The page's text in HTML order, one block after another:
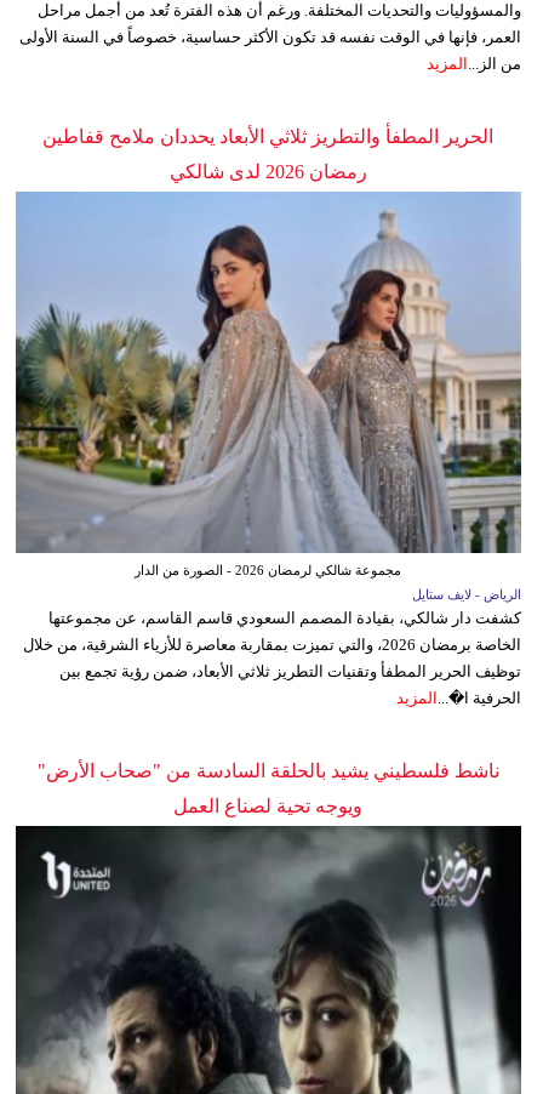
والمسؤوليات والتحديات المختلفة. ورغم أن هذه الفترة تُعد من أجمل مراحل
العمر، فإنها في الوقت نفسه قد تكون الأكثر حساسية، خصوصاً في السنة الأولى
من الز...
المزيد
الحرير المطفأ والتطريز ثلاثي الأبعاد يحددان ملامح قفاطين
رمضان 2026 لدى شالكي
مجموعة شالكي لرمضان 2026 - الصورة من الدار
الرياض - لايف ستايل
كشفت دار شالكي، بقيادة المصمم السعودي قاسم القاسم، عن مجموعتها
الخاصة برمضان 2026، والتي تميزت بمقاربة معاصرة للأزياء الشرقية، من خلال
توظيف الحرير المطفأ وتقنيات التطريز ثلاثي الأبعاد، ضمن رؤية تجمع بين
الحرفية ا�... المزيد
ناشط فلسطيني يشيد بالحلقة السادسة من "صحاب الأرض"
ويوجه تحية لصناع العمل